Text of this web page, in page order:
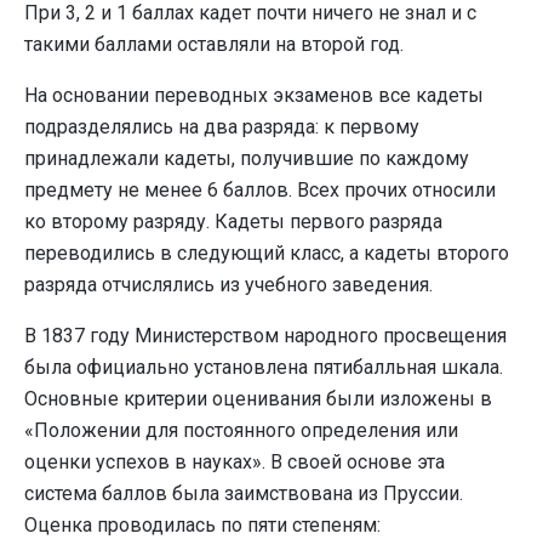
При 3, 2 и 1 баллах кадет почти ничего не знал и с
такими баллами оставляли на второй год.
На основании переводных экзаменов все кадеты
подразделялись на два разряда: к первому
принадлежали кадеты, получившие по каждому
предмету не менее 6 баллов. Всех прочих относили
ко второму разряду. Кадеты первого разряда
переводились в следующий класс, а кадеты второго
разряда отчислялись из учебного заведения.
В 1837 году Министерством народного просвещения
была официально установлена пятибалльная шкала.
Основные критерии оценивания были изложены в
«Положении для постоянного определения или
оценки успехов в науках». В своей основе эта
система баллов была заимствована из Пруссии.
Оценка проводилась по пяти степеням: